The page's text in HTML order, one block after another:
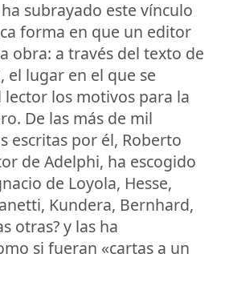
subrayado este vínculo
forma en que un editor
obra: a través del texto de
el lugar en el que se
lector los motivos para la
De las más de mil
escritas por él, Roberto
de Adelphi, ha escogido
de Loyola, Hesse,
Kundera, Bernhard,
otras? y las ha
si fueran «cartas a un